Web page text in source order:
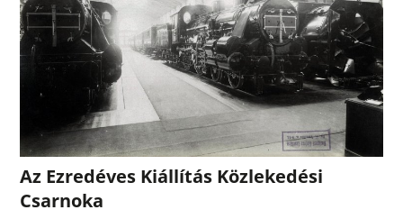
Az Ezredéves Kiállítás Közlekedési
Csarnoka